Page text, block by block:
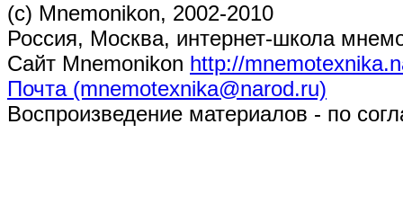
(c) Mnemonikon, 2002-2010
Россия, Москва, интернет-школа
Сайт Mnemonikon http://
Почта (mnemotexnika@narod.ru)
Воспроизведение материалов - по